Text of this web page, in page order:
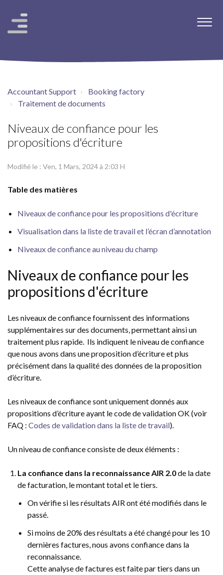
Accountant Support
Booking factory
Traitement de documents
Niveaux de confiance pour les
propositions d'écriture
Modifié le : Ven, 1 Mars, 2024 à 2:03 H
Table des matières
Niveaux de confiance pour les propositions d'écriture
Visualisation dans la liste de travail et l’écran d’annotation
Niveaux de confiance au niveau du champ
Niveaux de confiance pour les
propositions d'écriture
Les niveaux de confiance fournissent des informations
supplémentaires sur des documents, permettant ainsi un
traitement plus rapide. Ils indiquent le niveau de confiance
que nous avons dans une proposition d’écriture et plus
précisément dans la qualité des données de la proposition
d’écriture.
Les niveaux de confiance sont uniquement donnés aux
propositions d’écriture ayant le code de validation OK (voir
FAQ : Codes de validation dans la liste de travail).
Un niveau de confiance consiste de deux éléments :
La confiance dans la reconnaissance AIR 2.0de la date
de facturation, le montant total et le tiers.
On vérifie si les résultats AIR ont été modifiés dans le
passé.
Si moins de 20% des résultats a été changé pour les 10
dernières factures, nous avons confiance dans la
reconnaissance.
Cette analyse de factures est faite par tiers dans un